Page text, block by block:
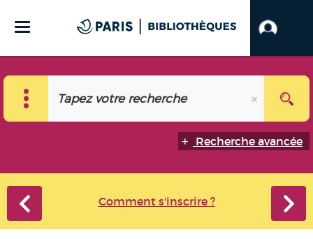
Recherche avancée
Comment s'inscrire ?